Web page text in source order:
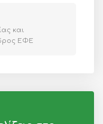
και
ΕΦΕ